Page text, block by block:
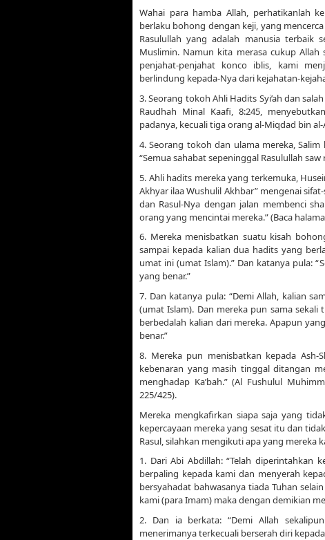
Wahai para hamba Allah, perhatikanlah
berlaku bohong dengan keji, yang
Rasulullah yang adalah manusia terbaik
Muslimin. Namun kita merasa cukup Allah
penjahat-penjahat konco iblis, kami
berlindung kepada-Nya dari kejahatan-
3. Seorang tokoh Ahli Hadits Syi’ah dan
Raudhah Minal Kaafi, 8:245,
padanya, kecuali tiga orang al-Miqdad bin al-
4. Seorang tokoh dan ulama mereka,
“Semua sahabat sepeninggal Rasulullah
5. Ahli hadits mereka yang terkemuka,
Akhyar ilaa Wushulil Akhbar” mengenai
dan Rasul-Nya dengan jalan membenci
orang yang mencintai mereka.” (Baca
6. Mereka menisbatkan suatu kisah
sampai kepada kalian dua hadits yang
umat ini (umat Islam).” Dan katanya pula:
yang benar.”
7. Dan katanya pula: “Demi Allah, kalian
(umat Islam). Dan mereka pun sama
berbedalah kalian dari mereka. Apapun
benar.”
8. Mereka pun menisbatkan kepada Ash-
kebenaran yang masih tinggal ditangan
menghadap Ka’bah.” (Al Fushulul
225/425).
Mereka mengkafirkan siapa saja yang
kepercayaan mereka yang sesat itu dan
Rasul, silahkan mengikuti apa yang mereka
1. Dari Abi Abdillah: “Telah diperintahkan
berpaling kepada kami dan menyerah
bersyahadat bahwasanya tiada Tuhan
kami (para Imam) maka dengan demikian
2. Dan ia berkata: “Demi Allah
menerimanya terkecuali berserah diri